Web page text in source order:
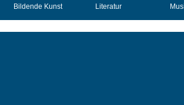
Bildende Kunst Literatur